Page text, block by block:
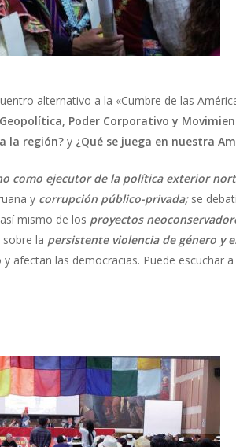
alternativo a la «Cumbre de las
Poder Corporativo y
la región? y ¿Qué se juega en nuestra
como ejecutor de la política exterior
y corrupción público-privada;se
mismo de los proyectos
la persistente violencia de género y
afectan las democracias. Puede escuchar